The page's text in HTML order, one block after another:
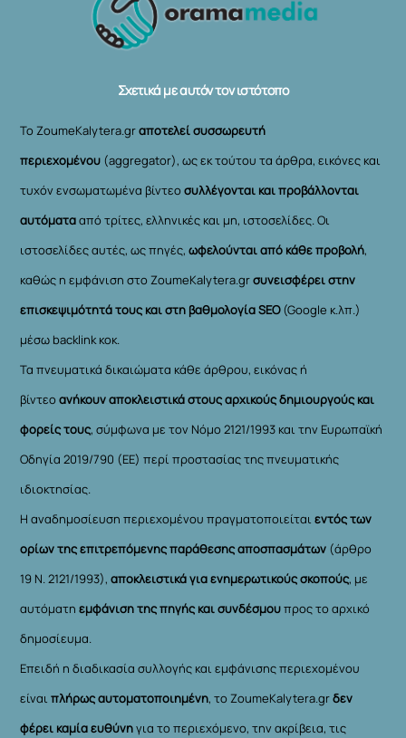
To
Σχετικά με αυτόν τον ιστότοπο
Το ZoumeKalytera.grαποτελεί συσσωρευτή
περιεχομένου (aggregator), ως εκ τούτου τα άρθρα, εικόνες και
τυχόν ενσωματωμένα βίντεοσυλλέγονται και προβάλλονται
αυτόματααπό τρίτες, ελληνικές και μη, ιστοσελίδες. Οι
ιστοσελίδες αυτές, ως πηγές,ωφελούνται από κάθε προβολή,
καθώς η εμφάνιση στο ZoumeKalytera.grσυνεισφέρει στην
επισκεψιμότητά τους και στη βαθμολογία SEO(Google κ.λπ.)
μέσω backlink κοκ.
Τα πνευματικά δικαιώματα κάθε άρθρου, εικόνας ή
βίντεοανήκουν αποκλειστικά στους αρχικούς δημιουργούς και
φορείς τους, σύμφωνα με τον Νόμο 2121/1993 και την Ευρωπαϊκή
Οδηγία 2019/790 (ΕΕ) περί προστασίας της πνευματικής
ιδιοκτησίας.
Η αναδημοσίευση περιεχομένου πραγματοποιείταιεντός των
ορίων της επιτρεπόμενης παράθεσης αποσπασμάτων (άρθρο
19 Ν. 2121/1993), αποκλειστικά για ενημερωτικούς σκοπούς, με
αυτόματηεμφάνιση της πηγής και συνδέσμουπρος το αρχικό
δημοσίευμα.
Επειδή η διαδικασία συλλογής και εμφάνισης περιεχομένου
είναιπλήρως αυτοματοποιημένη, το ZoumeKalytera.grδεν
φέρει καμία ευθύνηγια το περιεχόμενο, την ακρίβεια, τις